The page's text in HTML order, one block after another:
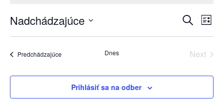
and
Vyhľadať
Nadchádzajúce
Vyberte
PredchádzajúceUdalosti Dnes
Next
Prihlásiť sa na odber